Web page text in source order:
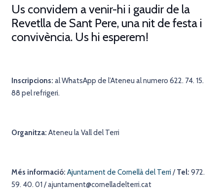
Us convidem a venir-hi i gaudir de la
Revetlla de Sant Pere, una nit de festa i
convivència. Us hi esperem!
Inscripcions: al WhatsApp de l’Ateneu al numero 622. 74. 15.
88 pel refrigeri.
Organitza: Ateneu la Vall del Terri
Més informació: Ajuntament de Cornellà del Terri /Tel: 972.
59. 40. 01 / ajuntament@cornelladelterri.cat